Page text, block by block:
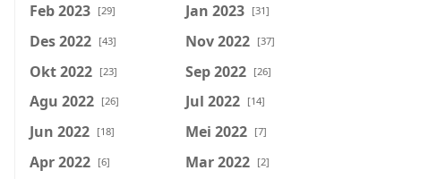
Feb 2023 [29] Jan 2023 [31]
Des 2022 [43] Nov 2022 [37]
Okt 2022 [23] Sep 2022 [26]
Agu 2022 [26] Jul 2022 [14]
Jun 2022 [18] Mei 2022 [7]
Apr 2022 [6] Mar 2022 [2]